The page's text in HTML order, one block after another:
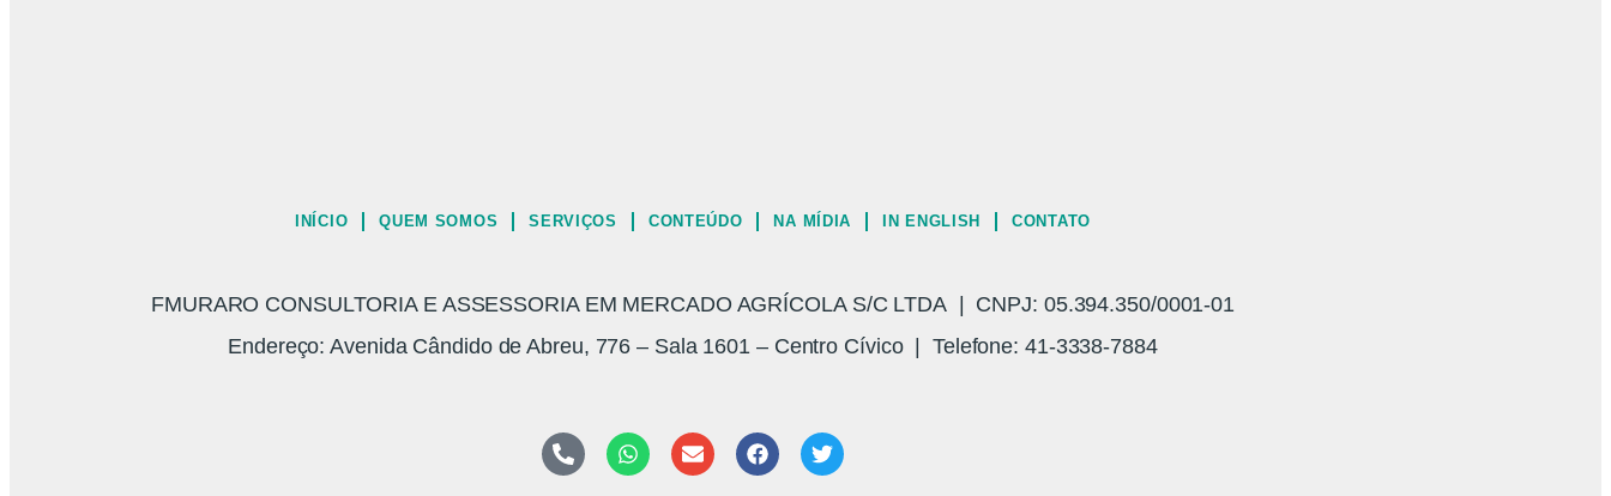
INÍCIO QUEM SOMOS SERVIÇOS CONTEÚDO NA MÍDIA IN ENGLISH CONTATO
FMURARO CONSULTORIA E ASSESSORIA EM MERCADO AGRÍCOLA S/C LTDA | CNPJ: 05.394.350/0001-01
Endereço: Avenida Cândido de Abreu, 776 – Sala 1601 – Centro Cívico | Telefone: 41-3338-7884